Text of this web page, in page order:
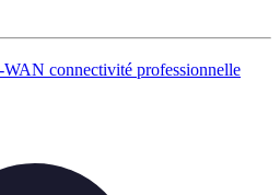
WAN connectivité professionnelle